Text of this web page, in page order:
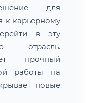
для
к карьерному
в эту
отрасль.
прочный
работы на
новые